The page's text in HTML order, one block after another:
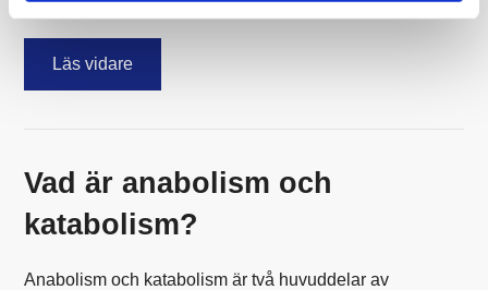
Läs vidare
Vad är anabolism och
katabolism?
Anabolism och katabolism är två huvuddelar av